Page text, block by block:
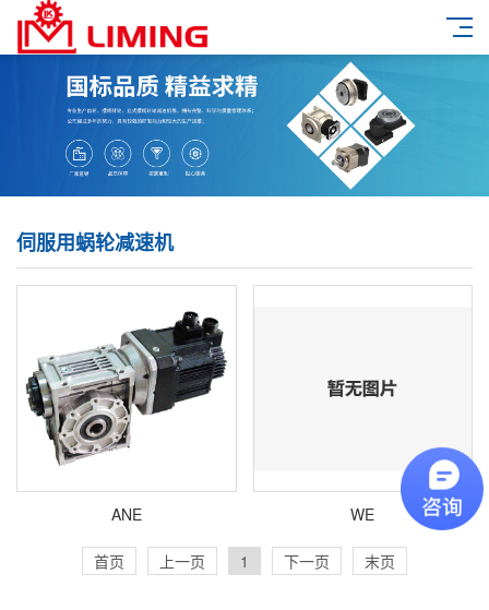
伺服用蜗轮减速机
ANE WE
首页 上一页 1 下一页 末页